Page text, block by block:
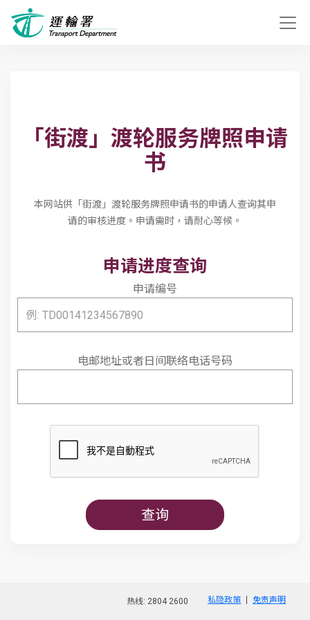
「街渡」渡轮服务牌照申请
书
本网站供「街渡」渡轮服务牌照申请书的申请人查询其申
请的审核进度。申请需时，请耐心等候。
申请进度查询
申请编号
电邮地址或者日间联络电话号码
查询
热线: 2804 2600 私隐政策 免责声明